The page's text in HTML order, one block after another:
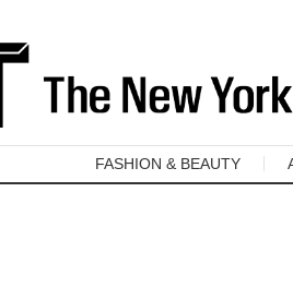
FASHION & BEAUTY